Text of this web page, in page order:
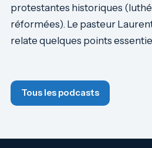
protestantes historiques
réformées). Le pasteur
relate quelques points
Tous les podcasts